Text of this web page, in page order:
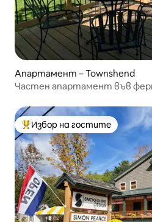
Апартамент – Townshend
Частен апартамент във
Най-популярен избор на
Избор на гостите